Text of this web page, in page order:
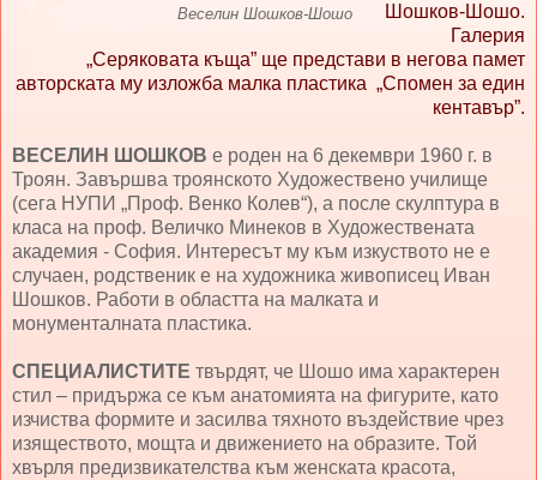
Веселин Шошков-Шошо
Шошков-Шошо.
Галерия
„Серяковата къща” ще представи в негова памет
авторската му изложба малка пластика „Спомен за един
кентавър”.
ВЕСЕЛИН ШОШКОВ е роден на 6 декември 1960 г. в
Троян. Завършва троянското Художествено училище
(сега НУПИ „Проф. Венко Колев“), а после скулптура в
класа на проф. Величко Минеков в Художествената
академия - София. Интересът му към изкуството не е
случаен, родственик е на художника живописец Иван
Шошков. Работи в областта на малката и
монументалната пластика.
СПЕЦИАЛИСТИТЕ твърдят, че Шошо има характерен
стил – придържа се към анатомията на фигурите, като
изчиства формите и засилва тяхното въздействие чрез
изяществото, мощта и движението на образите. Той
хвърля предизвикателства към женската красота,